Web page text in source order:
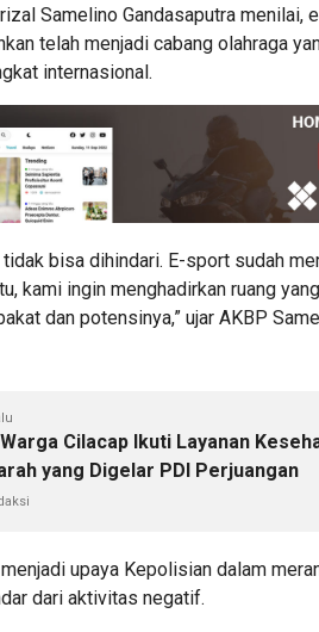
Samelino Gandasaputra menilai,
telah menjadi cabang olahraga
internasional.
bisa dihindari. E-sport sudah
kami ingin menghadirkan ruang
dan potensinya,” ujar AKBP
Cilacap Ikuti Layanan
yang Digelar PDI Perjuangan
upaya Kepolisian dalam
dari aktivitas negatif.